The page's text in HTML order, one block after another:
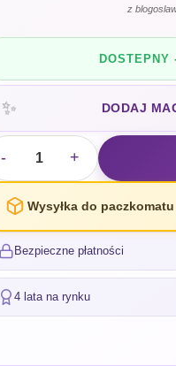
z
DOSTEPNY
✨ DODAJ
- +
Wysyłka do
Bezpieczne płatności
4 lata na rynku